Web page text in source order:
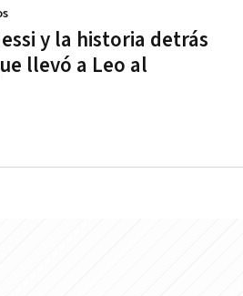
y la historia detrás
llevó a Leo al